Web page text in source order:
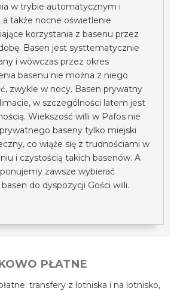
w trybie automatycznym i
a także nocne oświetlenie
korzystania z basenu przez
Basen jest systtematycznie
i wówczas przez okres
basenu nie można z niego
zwykle w nocy. Basen prywatny
w szczególności latem jest
Wiekszość willi w Pafos nie
baseny tylko miejski
co wiąże się z trudnościami w
i czystością takich basenów. A
zawsze wybierać
do dyspozycji Gości willi.
PŁATNE
transfery z lotniska i na lotnisko,